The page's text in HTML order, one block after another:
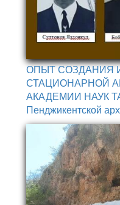
ОПЫТ СОЗДАНИЯ
СТАЦИОНАРНОЙ
АКАДЕМИИ НАУК
Пенджикентской